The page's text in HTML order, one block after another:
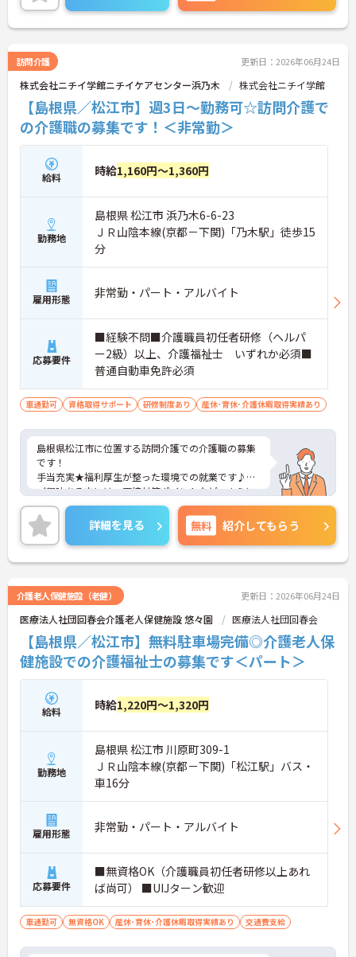
訪問介護 更新日：2026年06月24日
株式会社ニチイ学館ニチイケアセンター浜乃木 株式会社ニチイ学館
【島根県／松江市】週3日～勤務可☆訪問介護で
の介護職の募集です！＜非常勤＞
給料 時給1,160円～1,360円
勤務地
島根県 松江市 浜乃木6-6-23
ＪＲ山陰本線(京都－下関)「乃木駅」徒歩15
分
雇用形態 非常勤・パート・アルバイト
応募要件
■経験不問■介護職員初任者研修（ヘルパ
ー2級）以上、介護福祉士 いずれか必須■
普通自動車免許必須
車通勤可 資格取得サポート 研修制度あり 産休･育休･介護休暇取得実績あり
島根県松江市に位置する訪問介護での介護職の募集
です！
手当充実★福利厚生が整った環境での就業です♪
ご興味ある方には、面接対策ポイントなど、さらに
詳細をお話しいたしますのでお気軽にご相談くださ
い。
詳細を見る 無料 紹介してもらう
介護老人保健施設（老健） 更新日：2026年06月24日
医療法人社団回春会介護老人保健施設 悠々園 医療法人社団回春会
【島根県／松江市】無料駐車場完備◎介護老人保
健施設での介護福祉士の募集です＜パート＞
給料 時給1,220円～1,320円
勤務地
島根県 松江市 川原町309-1
ＪＲ山陰本線(京都－下関)「松江駅」バス・
車16分
雇用形態 非常勤・パート・アルバイト
応募要件
■無資格OK（介護職員初任者研修以上あれ
ば尚可） ■UIJターン歓迎
車通勤可 無資格OK 産休･育休･介護休暇取得実績あり 交通費支給